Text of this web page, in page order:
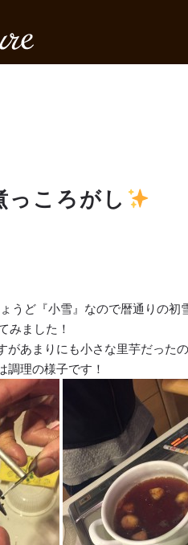
っころがし
うど『小雪』なので暦通りの初
みました！
あまりにも小さな里芋だった
理の様子です！